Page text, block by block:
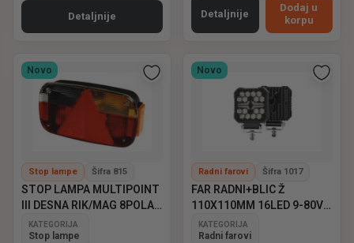
Detaljnije Detaljnije
Dodaj u
korpu
Novo
Stop lampe Šifra 815
STOP LAMPA MULTIPOINT
III DESNA RIK/MAG 8POLA
ASPOCK
KATEGORIJA
Stop lampe
Novo
Radni farovi Šifra 1017
FAR RADNI+BLIC Ž
110X110MM 16LED 9-80V
EMARK
KATEGORIJA
Radni farovi